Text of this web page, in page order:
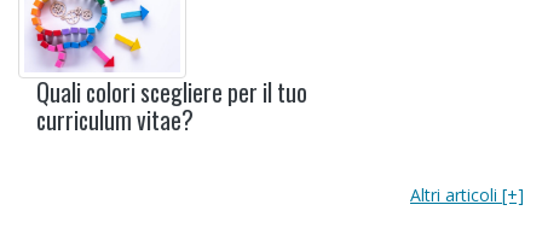
Quali colori scegliere per il tuo
curriculum vitae?
Altri articoli [+]